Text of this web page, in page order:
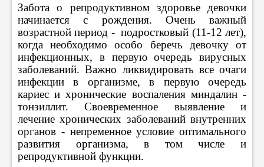
Забота о репродуктивном здоровье девочки
начинается с рождения. Очень важный
возрастной период - подростковый (11-12 лет),
когда необходимо особо беречь девочку от
инфекционных, в первую очередь вирусных
заболеваний. Важно ликвидировать все очаги
инфекции в организме, в первую очередь
кариес и хронические воспаления миндалин -
тонзиллит. Своевременное выявление и
лечение хронических заболеваний внутренних
органов - непременное условие оптимального
развития организма, в том числе и
репродуктивной функции.